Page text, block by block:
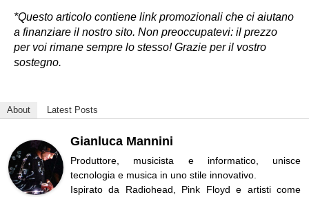
*Questo articolo contiene link promozionali che ci aiutano
a finanziare il nostro sito. Non preoccupatevi: il prezzo
per voi rimane sempre lo stesso! Grazie per il vostro
sostegno.
About Latest Posts
Gianluca Mannini
Produttore, musicista e informatico, unisce
tecnologia e musica in uno stile innovativo.
Ispirato da Radiohead, Pink Floyd e artisti come